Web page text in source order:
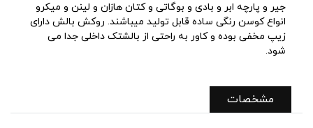
جیر و پارچه ابر و بادی و بوگاتی و کتان هازان و لینن و میکرو
انواع کوسن رنگی ساده قابل تولید میباشند. روکش بالش دارای
زیپ مخفی بوده و کاور به راحتی از بالشتک داخلی جدا می
شود.
مشخصات